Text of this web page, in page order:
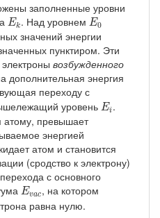
заполненные уровни
Ek
Ek. Над уровнем E0
E0
значений энергии
пунктиром. Эти
возбужденного
дополнительная энергия
переходу с
уровень Ei
Ei .
атому, превышает
энергией
атом и становится
(сродство к электрону)
с основного
Evac
Eva , на котором
равна нулю.